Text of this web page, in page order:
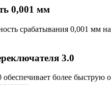
0,001 мм
срабатывания 0,001 мм
3.0
более быструю